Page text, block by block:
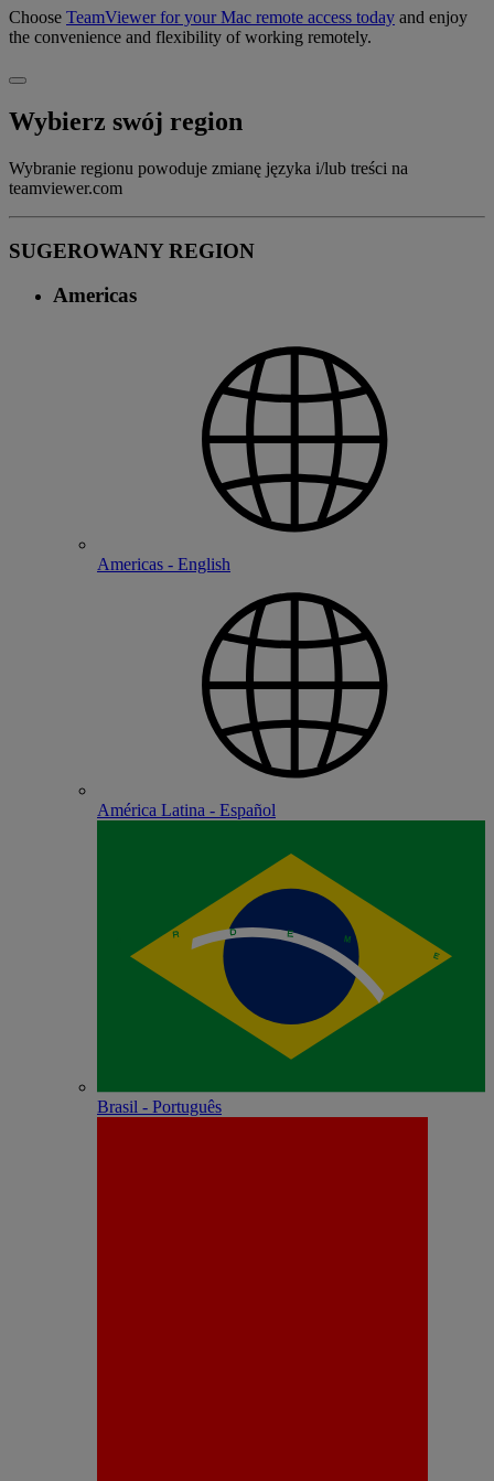
Choose TeamViewer for your Mac remote access today and enjoy
the convenience and flexibility of working remotely.
Wybierz swój region
Wybranie regionu powoduje zmianę języka i/lub treści na
teamviewer.com
SUGEROWANY REGION
Americas
Americas - English
América Latina - Español
Brasil - Português